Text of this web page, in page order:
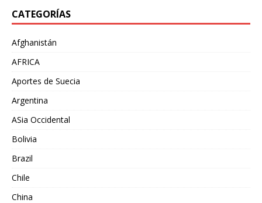
CATEGORÍAS
Afghanistán
AFRICA
Aportes de Suecia
Argentina
ASia Occidental
Bolivia
Brazil
Chile
China